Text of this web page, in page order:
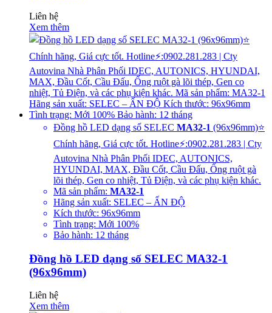
Liên hệ
Xem thêm
Đồng hồ LED dạng số SELEC MA32-1 (96x96mm)⭐
Chính hãng, Giá cực tốt. Hotline⚡:0902.281.283 | Cty
Autovina Nhà Phân Phối IDEC, AUTONICS,
HYUNDAI, MAX, Đầu Cốt, Cầu Đấu, Ống ruột gà
lõi thép, Gen co nhiệt, Tủ Điện, và các phụ kiện khác.
Mã sản phẩm: MA32-1
Hãng sản xuất: SELEC – ẤN ĐỘ
Kích thước: 96x96mm
Tình trạng: Mới 100%
Bảo hành: 12 tháng
Đồng hồ LED dạng số SELEC MA32-1
(96x96mm)
Liên hệ
Xem thêm